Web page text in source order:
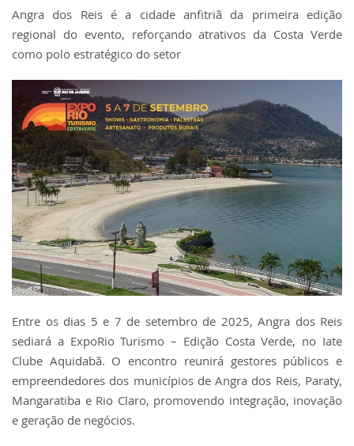
Angra dos Reis é a cidade anfitriã da primeira edição
regional do evento, reforçando atrativos da Costa Verde
como polo estratégico do setor
Entre os dias 5 e 7 de setembro de 2025, Angra dos Reis
sediará a ExpoRio Turismo – Edição Costa Verde, no Iate
Clube Aquidabã. O encontro reunirá gestores públicos e
empreendedores dos municípios de Angra dos Reis, Paraty,
Mangaratiba e Rio Claro, promovendo integração, inovação
e geração de negócios.